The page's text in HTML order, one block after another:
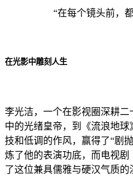
“在每个镜头前，
在光影中雕刻人生
李光洁，一个在影视圈深耕二
中的光绪皇帝，到《流浪地
技和低调的作风，赢得了“剧
炼了他的表演功底，而电视
了这位兼具儒雅与硬汉气质